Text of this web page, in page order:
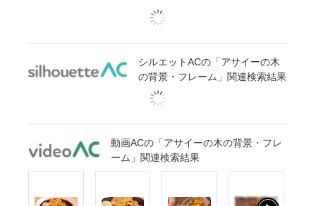
シルエットACの「アサイーの木
の背景・フレーム」関連検索結果
動画ACの「アサイーの木の背景・フレ
ーム」関連検索結果